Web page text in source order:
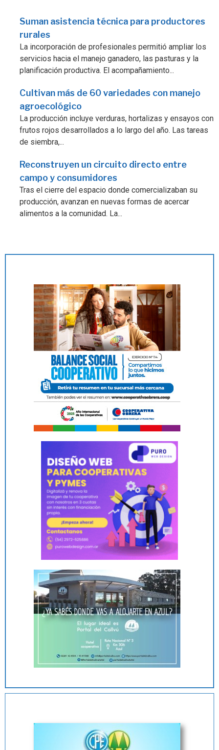
Suman asistencia técnica para productores
rurales
La incorporación de profesionales permitió ampliar los
servicios hacia el manejo ganadero, las pasturas y la
planificación productiva. El acompañamiento...
Cultivan más de 60 variedades con manejo
agroecológico
La producción incluye verduras, hortalizas y ensayos con
frutos rojos desarrollados a lo largo del año. Las tareas
de siembra,...
Reconstruyen un circuito directo entre
campo y consumidores
Tras el cierre del espacio donde comercializaban su
producción, avanzan en nuevas formas de acercar
alimentos a la comunidad. La...